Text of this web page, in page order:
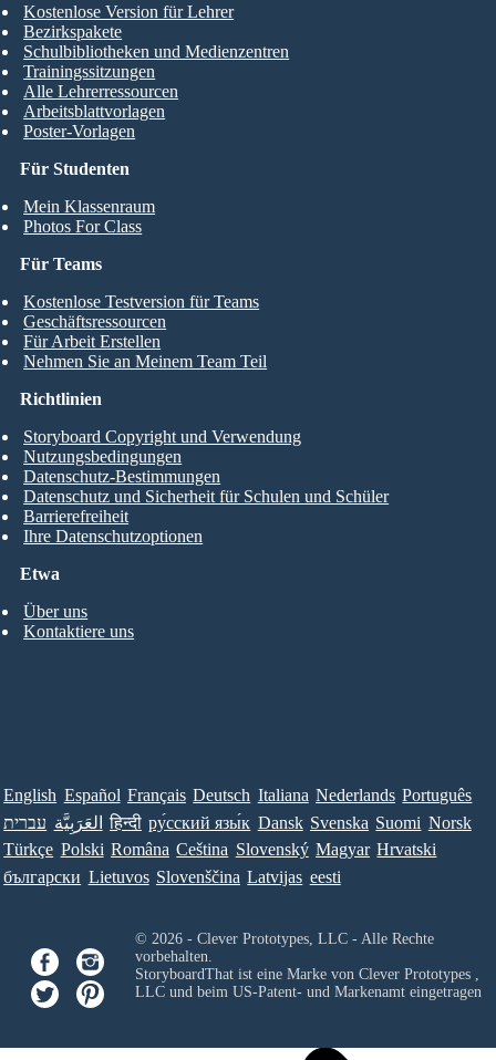
Für Studenten
Mein Klassenraum
Photos For Class
Kostenlose Version für Lehrer
Bezirkspakete
Schulbibliotheken und Medienzentren
Trainingssitzungen
Alle Lehrerressourcen
Arbeitsblattvorlagen
Poster-Vorlagen
Für Teams
Kostenlose Testversion für Teams
Geschäftsressourcen
Für Arbeit Erstellen
Nehmen Sie an Meinem Team Teil
Etwa
Über uns
Kontaktiere uns
Richtlinien
Storyboard Copyright und Verwendung
Nutzungsbedingungen
Datenschutz-Bestimmungen
Datenschutz und Sicherheit für Schulen und Schüler
Barrierefreiheit
Ihre Datenschutzoptionen
English Español Français Deutsch Italiana Nederlands Português
עברית العَرَبِيَّة हिन्दी ру́сский язы́к Dansk Svenska Suomi Norsk
Türkçe Polski Româna Ceština Slovenský Magyar Hrvatski
български Lietuvos Slovenščina Latvijas eesti
© 2026 - Clever Prototypes, LLC - Alle Rechte
vorbehalten.
StoryboardThat ist eine Marke von Clever Prototypes ,
LLCund beim US-Patent- und Markenamt eingetragen